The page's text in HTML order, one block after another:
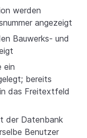
werden
angezeigt
Bauwerks- und
ein
bereits
das Freitextfeld
der Datenbank
Benutzer